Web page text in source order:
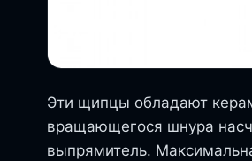
Эти щипцы обладают
вращающегося шнура
выпрямитель.